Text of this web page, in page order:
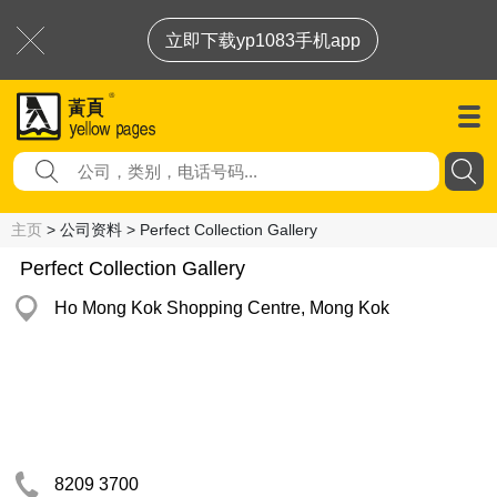
立即下载yp1083手机app
主页 > 公司资料 > Perfect Collection Gallery
Perfect Collection Gallery
Ho Mong Kok Shopping Centre, Mong Kok
8209 3700